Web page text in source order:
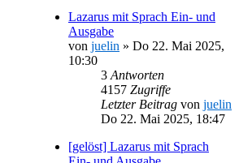
Lazarus mit Sprach Ein- und
Ausgabe
von juelin » Do 22. Mai 2025,
10:30
3 Antworten
4157 Zugriffe
Letzter Beitrag von juelin
Do 22. Mai 2025, 18:47
[gelöst] Lazarus mit Sprach